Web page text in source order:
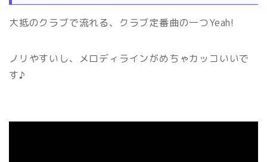
大抵のクラブで流れる、クラブ定番曲の一つYeah!
ノリやすいし、メロディラインがめちゃカッコいいで
す♪